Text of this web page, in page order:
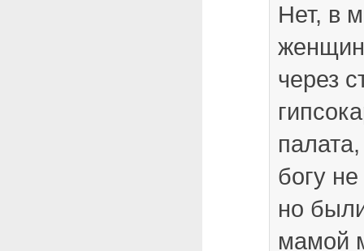
Нет, в
через
богу
но
мамой